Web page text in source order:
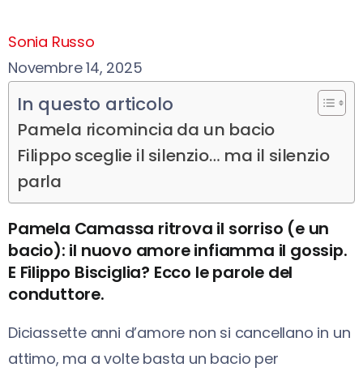
Sonia Russo
Novembre 14, 2025
In questo articolo
Pamela ricomincia da un bacio
Filippo sceglie il silenzio… ma il silenzio
parla
Pamela Camassa ritrova il sorriso (e un
bacio): il nuovo amore infiamma il gossip.
E Filippo Bisciglia? Ecco le parole del
conduttore.
Diciassette anni d’amore non si cancellano in un
attimo, ma a volte basta un bacio per